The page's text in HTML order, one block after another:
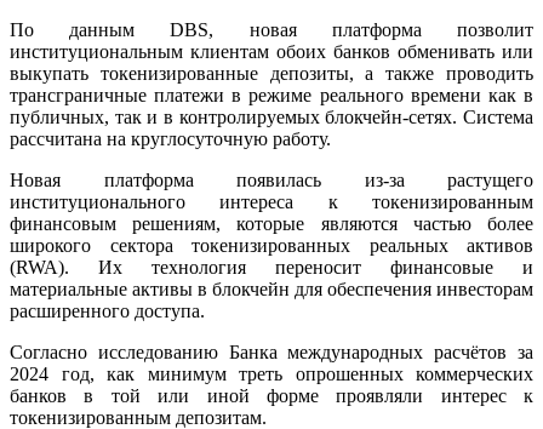
По данным DBS, новая платформа позволит
институциональным клиентам обоих банков обменивать или
выкупать токенизированные депозиты, а также проводить
трансграничные платежи в режиме реального времени как в
публичных, так и в контролируемых блокчейн-сетях. Система
рассчитана на круглосуточную работу.
Новая платформа появилась из-за растущего
институционального интереса к токенизированным
финансовым решениям, которые являются частью более
широкого сектора токенизированных реальных активов
(RWA). Их технология переносит финансовые и
материальные активы в блокчейн для обеспечения инвесторам
расширенного доступа.
Согласно исследованию Банка международных расчётов за
2024 год, как минимум треть опрошенных коммерческих
банков в той или иной форме проявляли интерес к
токенизированным депозитам.